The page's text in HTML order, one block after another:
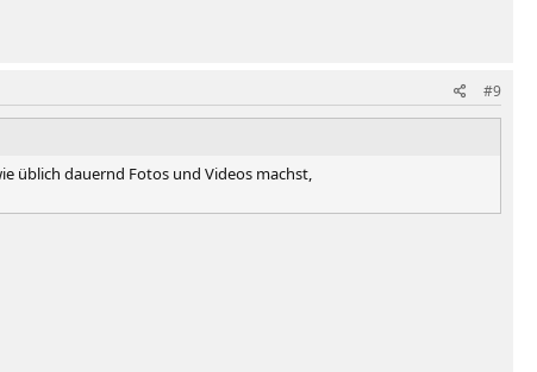
#9
üblich dauernd Fotos und Videos machst,